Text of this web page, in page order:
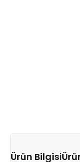
Ürün Bilgisi